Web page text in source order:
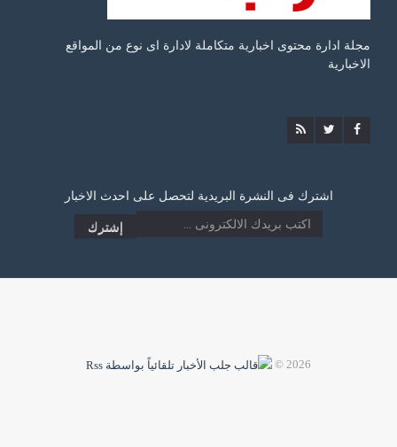
مجلة ادارة محتوى اخبارية متكاملة لادارة اى نوع من المواقع
الاخبارية
اشترك فى النشرة البريدية لتحصل على احدث الاخبار
2026 ©